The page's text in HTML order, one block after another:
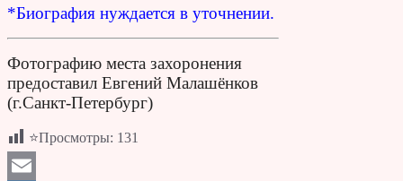
*Биография нуждается в уточнении.
Фотографию места захоронения
предоставил Евгений Малашёнков
(г.Санкт-Петербург)
⭐Просмотры: 131